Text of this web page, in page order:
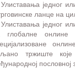
једног
ланце на
једног
глобалне онлине
тржиште
пословној